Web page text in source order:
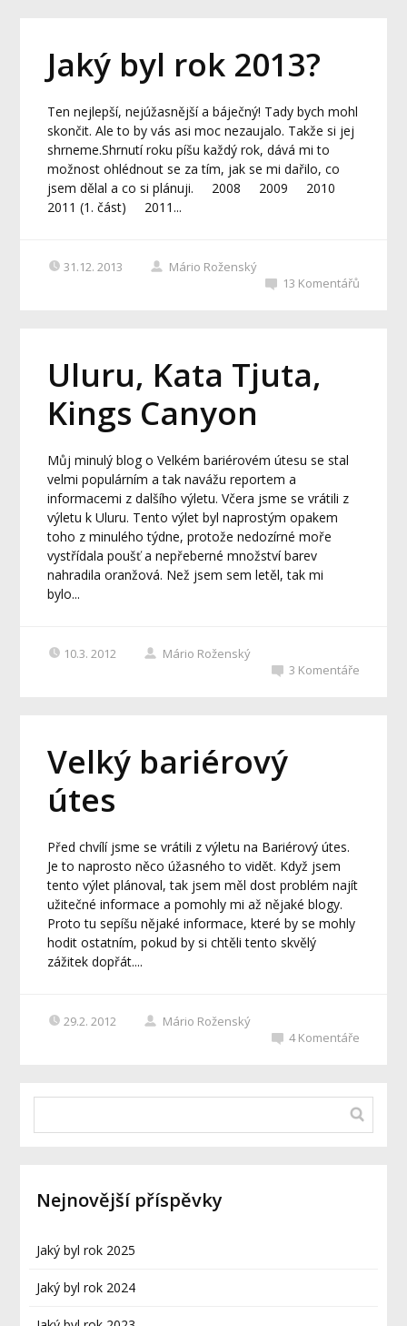
Jaký byl rok 2013?
Ten nejlepší, nejúžasnější a báječný! Tady bych mohl
skončit. Ale to by vás asi moc nezaujalo. Takže si jej
shrneme.Shrnutí roku píšu každý rok, dává mi to
možnost ohlédnout se za tím, jak se mi dařilo, co
jsem dělal a co si plánuji. 2008 2009 2010
2011 (1. část) 2011...
31.12. 2013
Mário Roženský
13 Komentářů
Uluru, Kata Tjuta,
Kings Canyon
Můj minulý blog o Velkém bariérovém útesu se stal
velmi populárním a tak navážu reportem a
informacemi z dalšího výletu. Včera jsme se vrátili z
výletu k Uluru. Tento výlet byl naprostým opakem
toho z minulého týdne, protože nedozírné moře
vystřídala poušť a nepřeberné množství barev
nahradila oranžová. Než jsem sem letěl, tak mi
bylo...
10.3. 2012
Mário Roženský
3 Komentáře
Velký bariérový
útes
Před chvílí jsme se vrátili z výletu na Bariérový útes.
Je to naprosto něco úžasného to vidět. Když jsem
tento výlet plánoval, tak jsem měl dost problém najít
užitečné informace a pomohly mi až nějaké blogy.
Proto tu sepíšu nějaké informace, které by se mohly
hodit ostatním, pokud by si chtěli tento skvělý
zážitek dopřát....
29.2. 2012
Mário Roženský
4Komentáře
Nejnovější příspěvky
Jaký byl rok 2025
Jaký byl rok 2024